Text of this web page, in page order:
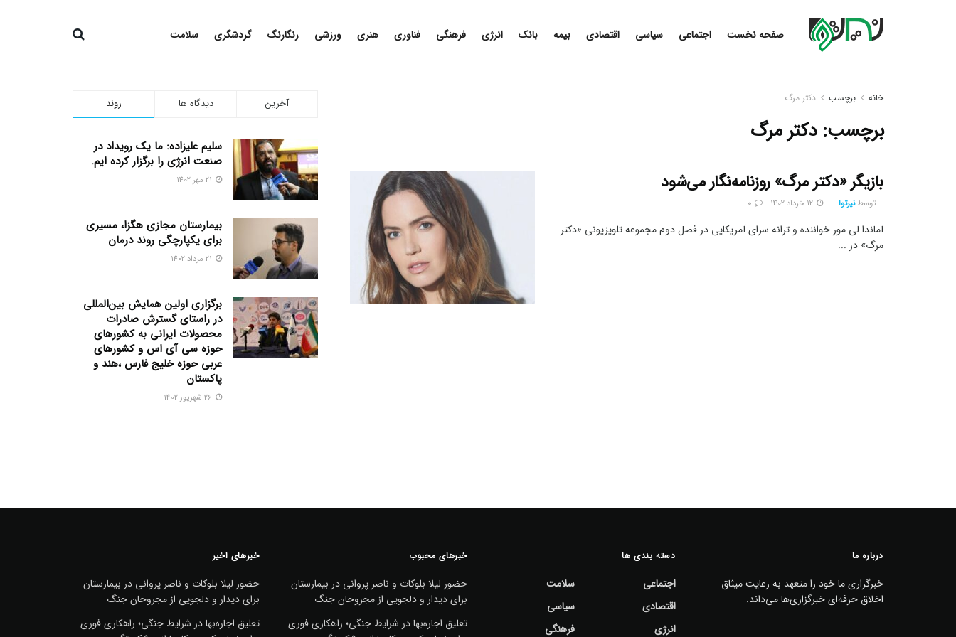
صفحه نخست اجتماعی سیاسی اقتصادی بیمه بانک انرژی فرهنگی فناوری هنری ورزشی رنگارنگ گردشگری سلامت
خانه برچسب دکتر مرگ
برچسب:دکتر مرگ
بازیگر «دکتر مرگ» روزنامه‌نگار می‌شود
توسط نیرتوا
آماندا لی مور خواننده و ترانه سرای آمریکایی در فصل دوم مجموعه تلویزیونی «دکتر
مرگ» در ...
روند دیدگاه ها آخرین
سلیم علیزاده: ما یک رویداد در
صنعت انرژی را برگزار کرده ایم.
بیمارستان مجازی هگزا، مسیری
برای یکپارچگی روند درمان
برگزاری اولین همایش بین‌المللی
در راستای گسترش صادرات
محصولات ایرانی به کشورهای
حوزه سی آی اس و کشورهای
عربی حوزه خلیج فارس ،هند و
پاکستان
درباره ما
خبرگزاری ما خود را متعهد به رعایت میثاق
اخلاق حرفه‌ای خبرگزاری‌ها می‌داند.
دسته بندی ها
اجتماعی
اقتصادی
انرژی
سلامت
سیاسی
فرهنگی
خبرهای محبوب
حضور لیلا بلوکات و ناصر پروانی در بیمارستان
برای دیدار و دلجویی از مجروحان جنگ
تعلیق اجاره‌بها در شرایط جنگی؛ راهکاری فوری
خبرهای اخیر
حضور لیلا بلوکات و ناصر پروانی در بیمارستان
برای دیدار و دلجویی از مجروحان جنگ
تعلیق اجاره‌بها در شرایط جنگی؛ راهکاری فوری